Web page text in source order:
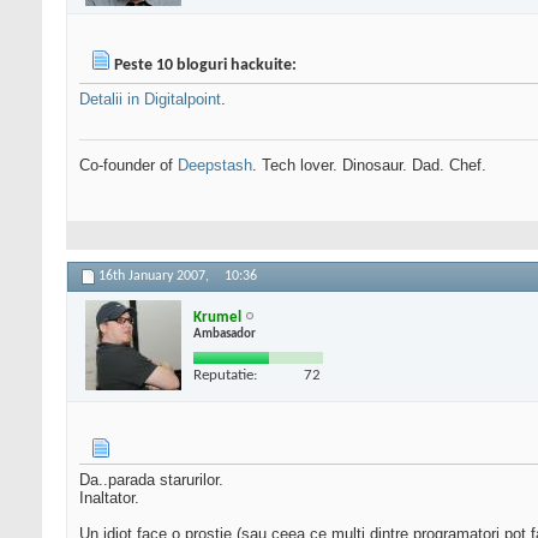
Peste 10 bloguri hackuite:
Detalii in Digitalpoint.
Co-founder of Deepstash. Tech lover. Dinosaur. Dad. Chef.
16th January 2007, 10:36
Krumel
Ambasador
Reputatie: 72
Da..parada starurilor.
Inaltator.
Un idiot face o prostie (sau ceea ce multi dintre programatori pot